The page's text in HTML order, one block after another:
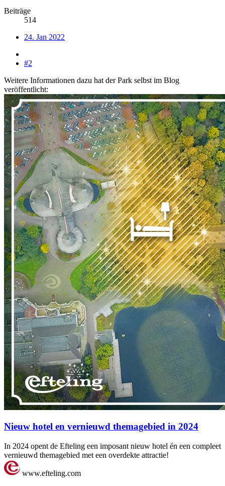
Beiträge
514
24. Jan 2022
#2
Weitere Informationen dazu hat der Park selbst im Blog
veröffentlicht:
Nieuw hotel en vernieuwd themagebied in 2024
In 2024 opent de Efteling een imposant nieuw hotel én een compleet
vernieuwd themagebied met een overdekte attractie!
www.efteling.com